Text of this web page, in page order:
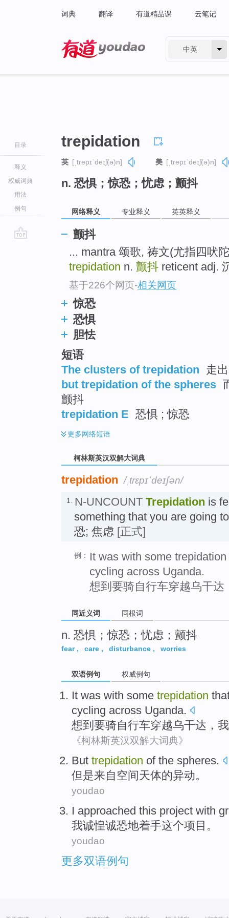
词典 翻译 有道精品课 云笔记
中英
目录
释义
权威词典
用法
例句
trepidation
英 [ˌtrepɪˈdeɪʃ(ə)n] 美 [ˌtrepɪˈdeɪʃ(ə)n]
n. 恐惧；惊恐；忧虑；颤抖
网络释义 专业释义 英英释义
颤抖
... mantra 颂歌, 祷文(尤指四吠
trepidation n. 颤抖 reticent adj.
基于226个网页-相关网页
惊恐
恐惧
胆怯
短语
The clusters of trepidation 走
but trepidation of the spheres
颤抖
trepidation E 恐惧 ; 惊恐
更多网络短语
柯林斯英汉双解大词典
trepidation /ˌtrɛpɪˈdeɪʃən/
1. N-UNCOUNT Trepidation is
something that you are going
恐; 焦虑 [正式]
例：
It was with some
cycling across Uganda.
想到要骑自行车穿越乌干
同近义词 同根词
n. 恐惧；惊恐；忧虑；颤抖
fear, care , disturbance , worries
双语例句 权威例句
It was with some trepidation
cycling across Uganda.
想到要骑自行车穿越乌干达 ， 我
《柯林斯英汉双解大词典》
But trepidation of the spheres.
但是来自空间天体的异动。
youdao
I approached this project with
我诚惶诚恐地着手这个项目 。
youdao
更多双语例句